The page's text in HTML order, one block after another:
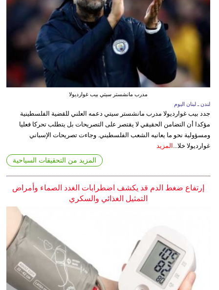
مدرب مانشستر سيتي بيب غوارديولا
لندن ـ لبنان اليوم
جدد بيب غوارديولا مدرب مانشستر سيتي دعمه العلني للقضية الفلسطينية
مؤكدا أن التضامن الحقيقي لا يقتصر على التصريحات بل يتطلب تحركا فعليا
ومسؤولية نحو ما يعانيه الشعب الفلسطيني. وجاءت تصريحات الإسباني
غوارديولا خلا...
المزيد
المزيد من التحقيقات السياحية
إرتفاع ضغط الدم قد يكشف اضطرابات الغدد الصماء وأمراض
التمثيل الغذائي والسكري